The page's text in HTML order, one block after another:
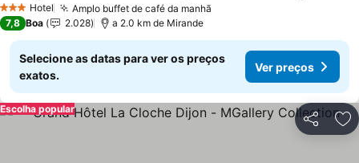
3 EstrelasHotel Amplo buffet de café da manhã
7,8 Boa 2.028 a 2.0 km de Mirande
Selecione as datas para ver os preços
exatos.
Ver preços
Partilhar
Escolha popular